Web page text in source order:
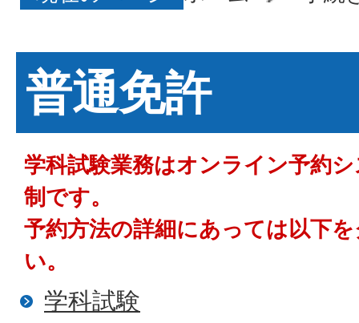
普通免許
学科試験業務はオンライン予約
制です。
予約方法の詳細にあっては以下
い。
学科試験